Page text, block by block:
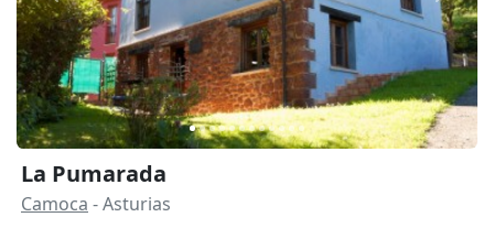
La Pumarada
Camoca - Asturias